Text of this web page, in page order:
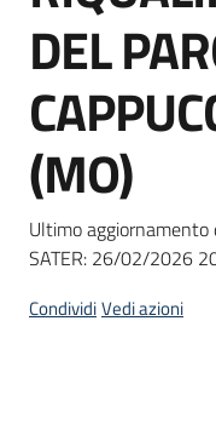
English
site
Seguici
su
DEL
(MO)
Ultimo aggiornamento
SATER: 26/02/2026
CondividiVedi azioni